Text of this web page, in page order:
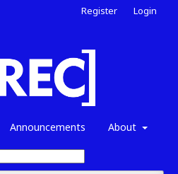
Announcements About
Register Login